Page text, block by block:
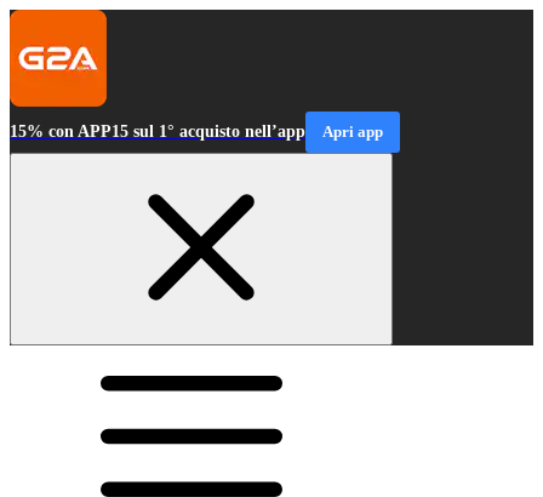
15% con APP15 sul 1° acquisto nell’app Apri app